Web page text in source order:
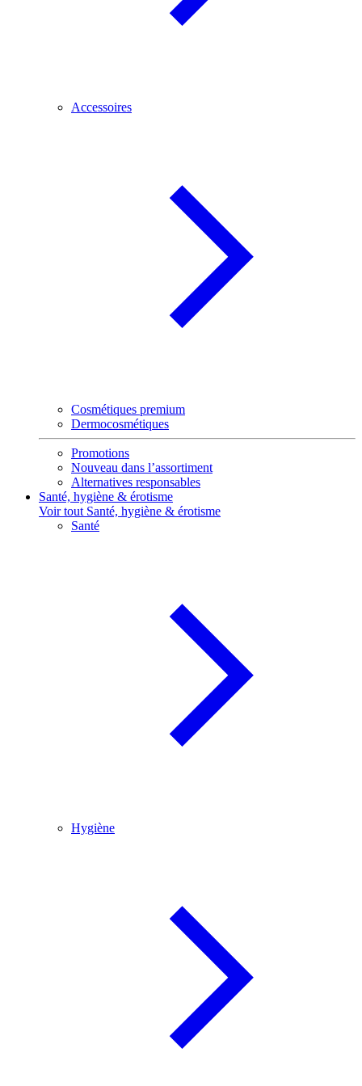
Accessoires
Cosmétiques premium
Dermocosmétiques
Promotions
Nouveau dans l’assortiment
Alternatives responsables
Santé, hygiène & érotisme
Voir tout Santé, hygiène & érotisme
Santé
Hygiène